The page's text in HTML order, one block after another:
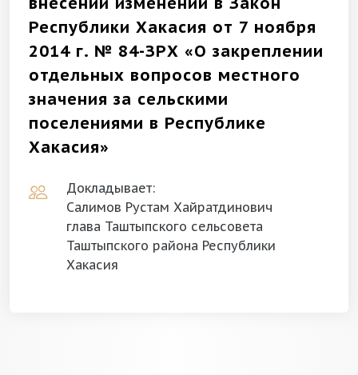
Республики Хакасия от 7 ноября
2014 г. № 84-ЗРХ «О закреплении
отдельных вопросов местного
значения за сельскими
поселениями в Республике
Хакасия»
Докладывает:
Салимов Рустам Хайратдинович
глава Таштыпского сельсовета
Таштыпского района Республики
Хакасия